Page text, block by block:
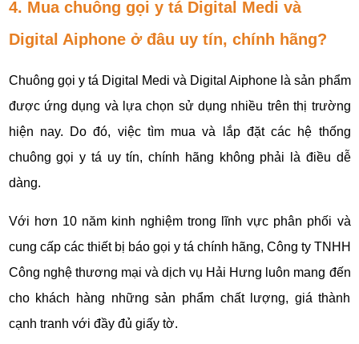
4. Mua chuông gọi y tá Digital Medi và
Digital Aiphone ở đâu uy tín, chính hãng?
Chuông gọi y tá Digital Medi và Digital Aiphone là sản phẩm
được ứng dụng và lựa chọn sử dụng nhiều trên thị trường
hiện nay. Do đó, việc tìm mua và lắp đặt các hệ thống
chuông gọi y tá uy tín, chính hãng không phải là điều dễ
dàng.
Với hơn 10 năm kinh nghiệm trong lĩnh vực phân phối và
cung cấp các thiết bị báo gọi y tá chính hãng, Công ty TNHH
Công nghệ thương mại và dịch vụ Hải Hưng luôn mang đến
cho khách hàng những sản phẩm chất lượng, giá thành
cạnh tranh với đầy đủ giấy tờ.